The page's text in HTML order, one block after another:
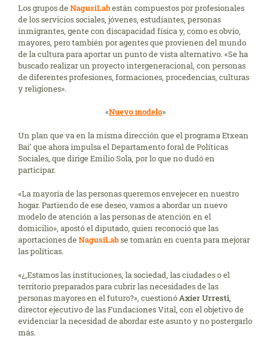
Los grupos deNagusiLabestán compuestos por profesionales
de los servicios sociales, jóve­nes, estudiantes, personas
inmigrantes, gente con discapacidad física y, como es obvio,
mayo­res, pero también por agentes que provienen del mundo
de la cultura para aportar un punto de vista alternativo. «Se ha
buscado realizar un proyecto intergeneracional, con personas
de dife­rentes profesiones, formaciones, procedencias, culturas
y religiones».
«Nuevo modelo»
Un plan que va en la misma dirección que el programa Etxean
Bai’ que ahora impulsa el De­partamento foral de Políticas
Sociales, que dirige Emilio Sola, por lo que no dudó en
participar.
«La mayoría de las personas queremos envejecer en nuestro
hogar. Partiendo de ese deseo, vamos a abordar un nuevo
modelo de atención a las personas de atención en el
domicilio», apostó el diputado, quien reconoció que las
aportaciones deNagusiLabse tomarán en cuenta para me­jorar
las políticas.
«¿,Estamos las instituciones, la sociedad, las ciudades o el
territorio preparados para cubrir las necesidades de las
personas mayores en el futuro?», cuestionóAxier Urresti,
director ejecutivo de las Fundaciones Vital, con el objetivo de
evidenciar la necesidad de abordar este asunto y no postergarlo
más.